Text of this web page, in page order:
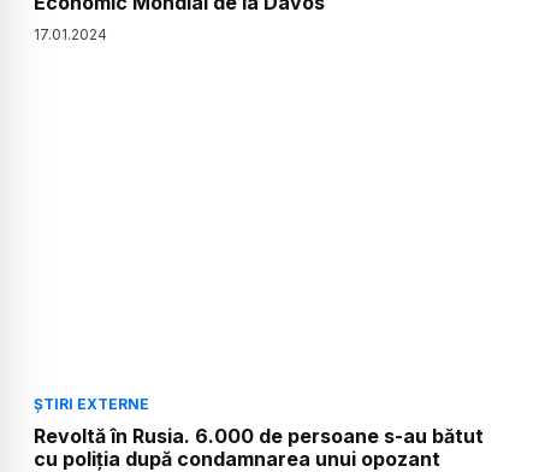
17.01.2024
ȘTIRI EXTERNE
Revoltă în Rusia. 6.000 de persoane s-au bătut
cu poliția după condamnarea unui opozant